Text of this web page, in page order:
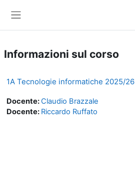
Informazioni sul corso
1A Tecnologie informatiche 2025/26
Docente:Claudio Brazzale
Docente: Riccardo Ruffato